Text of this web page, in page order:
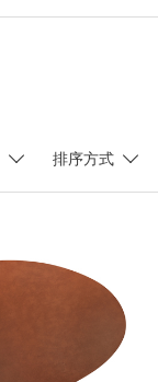
排序方式